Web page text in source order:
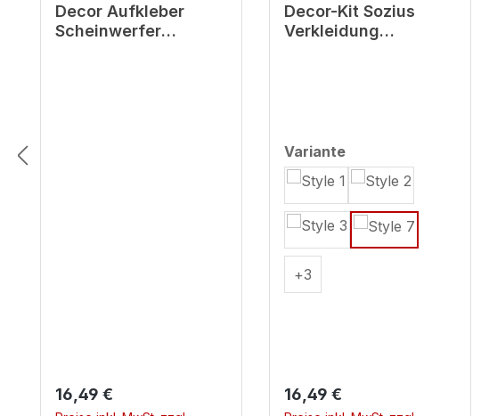
Decor Aufkleber
Scheinwerfer
Regulärer Preis:
16,49 €
Decor-Kit Sozius
Verkleidung
Varianteauswählen
+3
Regulärer Preis:
16,49 €